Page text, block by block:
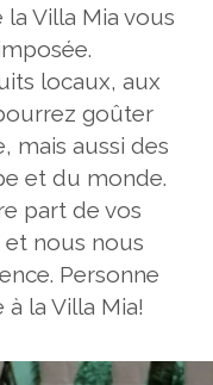
Villa Mia vous
locaux, aux
goûter
mais aussi des
et du monde.
part de vos
nous nous
Personne
à la Villa Mia!